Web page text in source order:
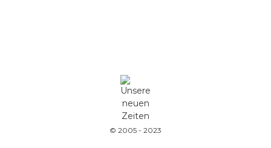
© 2005 - 2023